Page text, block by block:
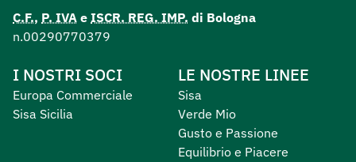
C.F., P. IVA e ISCR. REG. IMP. di Bologna
n.00290770379
I NOSTRI SOCI
Europa Commerciale
Sisa Sicilia
LE NOSTRE LINEE
Sisa
Verde Mio
Gusto e Passione
Equilibrio e Piacere